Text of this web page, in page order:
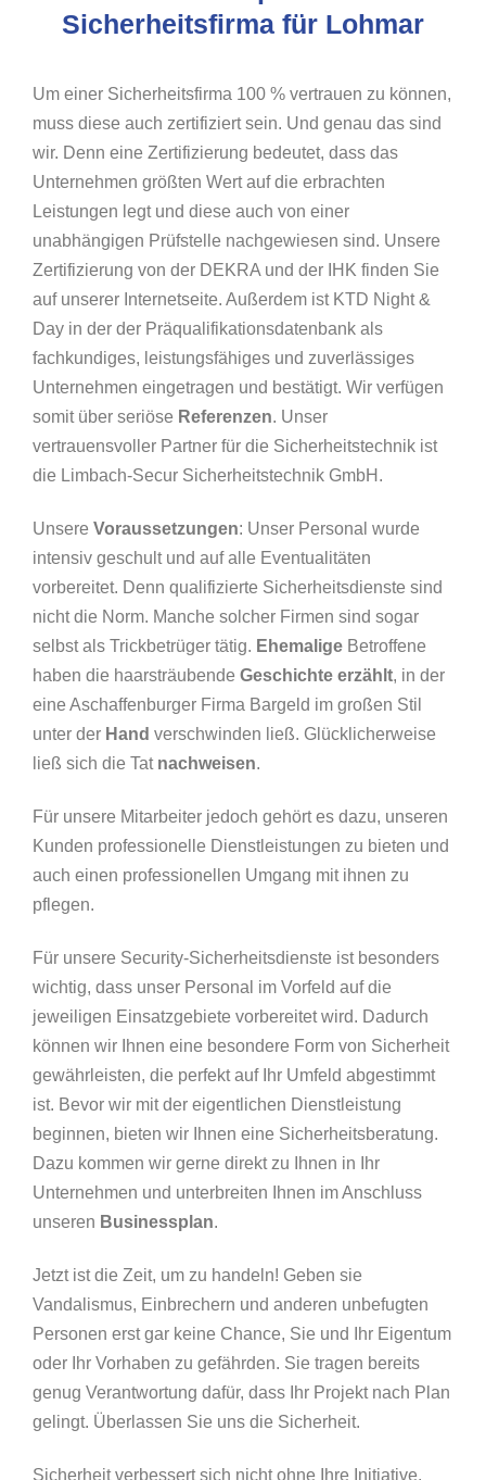
Sicherheitsfirma für Lohmar
Um einer Sicherheitsfirma 100 % vertrauen zu können,
muss diese auch zertifiziert sein. Und genau das sind
wir. Denn eine Zertifizierung bedeutet, dass das
Unternehmen größten Wert auf die erbrachten
Leistungen legt und diese auch von einer
unabhängigen Prüfstelle nachgewiesen sind. Unsere
Zertifizierung von der DEKRA und der IHK finden Sie
auf unserer Internetseite. Außerdem ist KTD Night &
Day in der der Präqualifikationsdatenbank als
fachkundiges, leistungsfähiges und zuverlässiges
Unternehmen eingetragen und bestätigt. Wir verfügen
somit über seriöse Referenzen. Unser
vertrauensvoller Partner für die Sicherheitstechnik ist
die Limbach-Secur Sicherheitstechnik GmbH.
Unsere Voraussetzungen: Unser Personal wurde
intensiv geschult und auf alle Eventualitäten
vorbereitet. Denn qualifizierte Sicherheitsdienste sind
nicht die Norm. Manche solcher Firmen sind sogar
selbst als Trickbetrüger tätig. Ehemalige Betroffene
haben die haarsträubende Geschichte erzählt, in der
eine Aschaffenburger Firma Bargeld im großen Stil
unter der Hand verschwinden ließ. Glücklicherweise
ließ sich die Tat nachweisen.
Für unsere Mitarbeiter jedoch gehört es dazu, unseren
Kunden professionelle Dienstleistungen zu bieten und
auch einen professionellen Umgang mit ihnen zu
pflegen.
Für unsere Security-Sicherheitsdienste ist besonders
wichtig, dass unser Personal im Vorfeld auf die
jeweiligen Einsatzgebiete vorbereitet wird. Dadurch
können wir Ihnen eine besondere Form von Sicherheit
gewährleisten, die perfekt auf Ihr Umfeld abgestimmt
ist. Bevor wir mit der eigentlichen Dienstleistung
beginnen, bieten wir Ihnen eine Sicherheitsberatung.
Dazu kommen wir gerne direkt zu Ihnen in Ihr
Unternehmen und unterbreiten Ihnen im Anschluss
unseren Businessplan.
Jetzt ist die Zeit, um zu handeln! Geben sie
Vandalismus, Einbrechern und anderen unbefugten
Personen erst gar keine Chance, Sie und Ihr Eigentum
oder Ihr Vorhaben zu gefährden. Sie tragen bereits
genug Verantwortung dafür, dass Ihr Projekt nach Plan
gelingt. Überlassen Sie uns die Sicherheit.
Sicherheit verbessert sich nicht ohne Ihre Initiative.